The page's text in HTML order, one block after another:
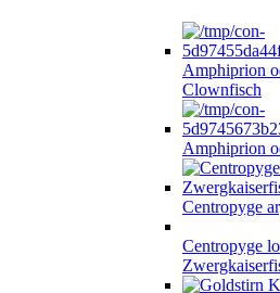
Amphiprion
Clownfisch
Amphiprion
Centropyge
Centropyge